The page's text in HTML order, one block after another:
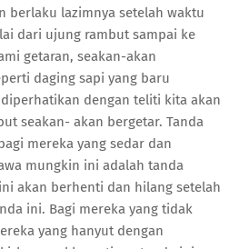
berlaku lazimnya setelah waktu
dari ujung rambut sampai ke
getaran, seakan-akan
daging sapi yang baru
dengan teliti kita akan
seakan- akan bergetar. Tanda
mereka yang sedar dan
mungkin ini adalah tanda
akan berhenti dan hilang setelah
ini. Bagi mereka yang tidak
yang hanyut dengan